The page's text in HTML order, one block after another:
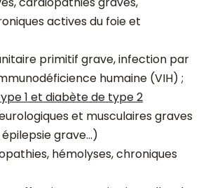
actives du foie et
primitif grave, infection par
humaine (VIH) ;
1 et diabète de type 2
et musculaires graves
grave…)
hémolyses, chroniques